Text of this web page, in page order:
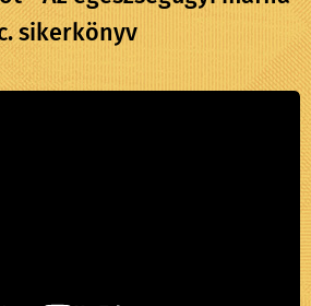
sikerkönyv